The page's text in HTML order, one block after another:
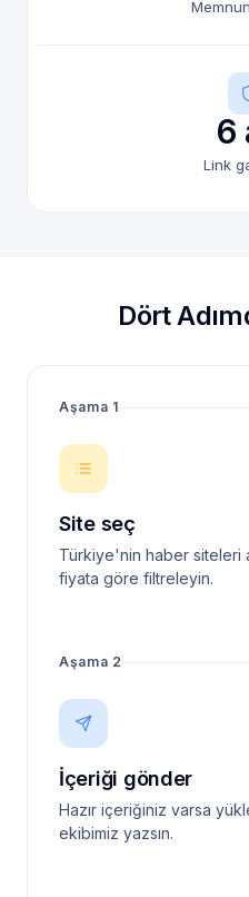
6
Link
Dört
Aşama 1
Site seç
Türkiye'nin haber siteleri
fiyata göre filtreleyin.
Aşama 2
İçeriği gönder
Hazır içeriğiniz varsa
ekibimiz yazsın.